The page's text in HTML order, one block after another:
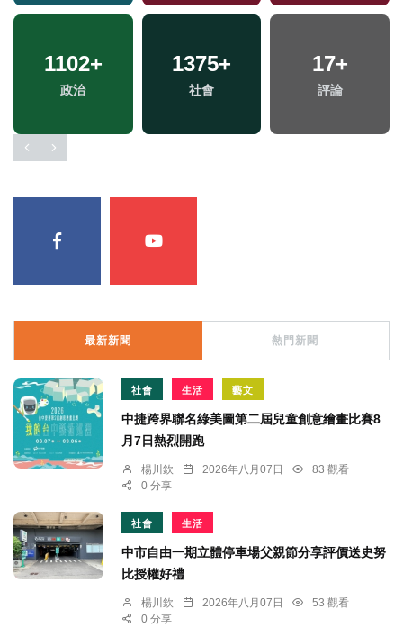
1102+
政治
1375+
社會
17+
評論
38+
兩岸道教文化交流專
9+
綜藝
1+
兩岸藝苑天地
最新新聞 熱門新聞
社會 生活 藝文
中捷跨界聯名綠美圖第二屆兒童創意繪畫比賽8
月7日熱烈開跑
楊川欽 2026年八月07日
83 觀看
0 分享
社會 生活
中市自由一期立體停車場父親節分享評價送史努
比授權好禮
楊川欽 2026年八月07日
53 觀看
0 分享